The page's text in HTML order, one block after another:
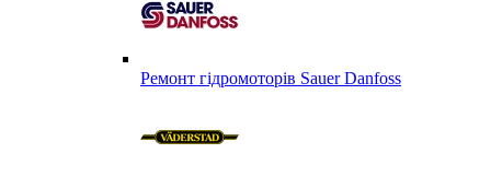
Ремонт гідромоторів Sauer Danfoss